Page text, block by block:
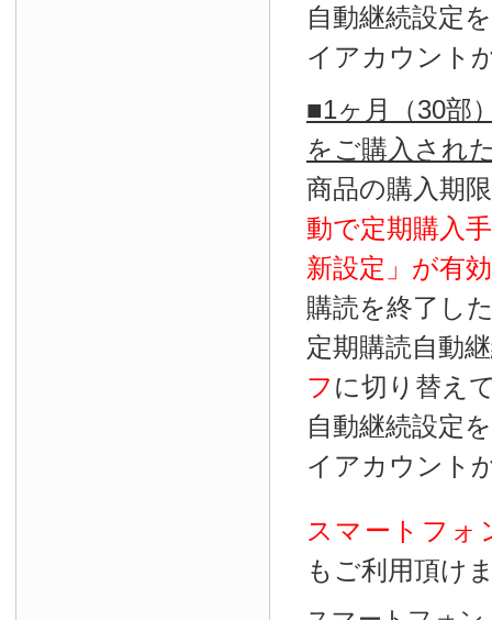
自動継続設定
イアカウント
■1ヶ月（30部
をご購入され
商品の購入期
動で定期購入
新設定」が有効
購読を終了し
定期購読自動
フ に切り替え
自動継続設定
イアカウント
スマートフォ
もご利用頂け